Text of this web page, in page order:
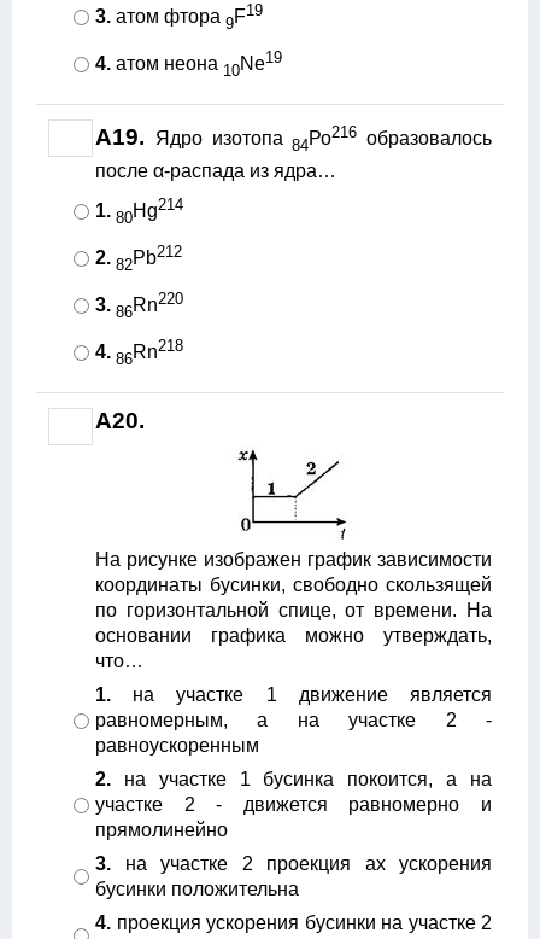
3. атом фтора 9F19
4. атом неона 10Ne19
А19. Ядро изотопа84Ро216 образовалось
после α-распада из ядра…
1. 80Hg214
2. 82Рb212
3. 86Rn220
4. 86Rn218
А20.
На рисунке изображен график зависимости
координаты бусинки, свободно скользящей
по горизонтальной спице, от времени. На
основании графика можно утверждать,
что…
1. на участке 1 движение является
равномерным, а на участке 2 -
равноускоренным
2. на участке 1 бусинка покоится, а на
участке 2 - движется равномерно и
прямолинейно
3. на участке 2 проекция ах ускорения
бусинки положительна
4. проекция ускорения бусинки на участке 2